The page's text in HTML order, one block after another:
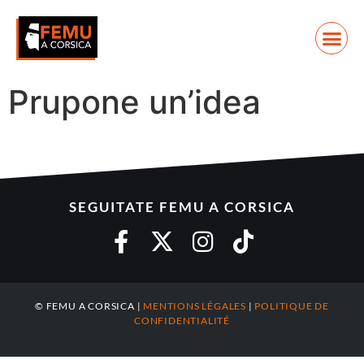
Prupone un’idea
SEGUITATE FEMU A CORSICA
© FEMU A CORSICA | MENTIONS LÉGALES | POLITIQUE DE
CONFIDENTIALITÉ